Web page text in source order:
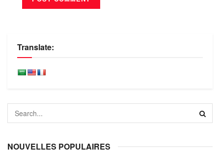
Translate:
NOUVELLES POPULAIRES